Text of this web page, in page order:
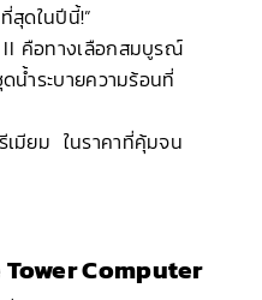
สุดในปีนี้!”
II คือทางเลือกสมบูรณ์
น้ำระบายความร้อนที่
เมียม ในราคาที่คุ้มจน
Computer